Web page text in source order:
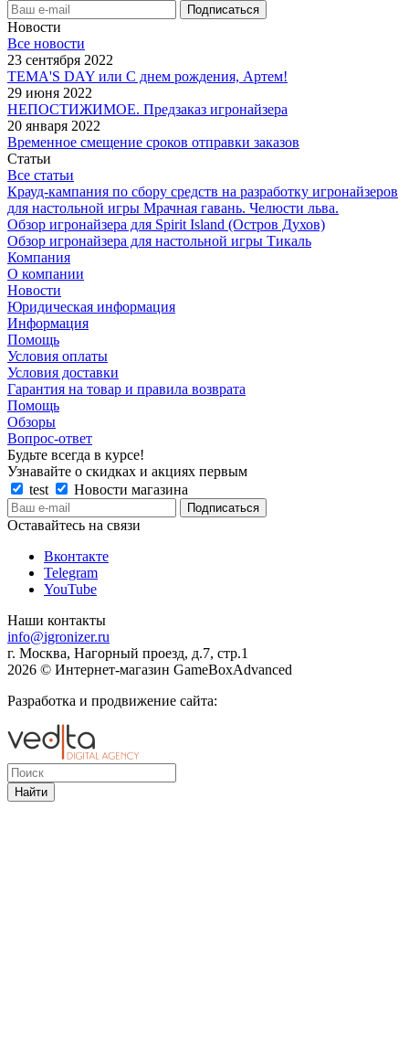
Новости
Все новости
23 сентября 2022
TEMA'S DAY или С днем рождения, Артем!
29 июня 2022
НЕПОСТИЖИМОЕ. Предзаказ игронайзера
20 января 2022
Временное смещение сроков отправки заказов
Статьи
Все статьи
Крауд-кампания по сбору средств на разработку игронайзеров
для настольной игры Мрачная гавань. Челюсти льва.
Обзор игронайзера для Spirit Island (Остров Духов)
Обзор игронайзера для настольной игры Тикаль
Компания
О компании
Новости
Юридическая информация
Информация
Помощь
Условия оплаты
Условия доставки
Гарантия на товар и правила возврата
Помощь
Обзоры
Вопрос-ответ
Будьте всегда в курсе!
Узнавайте о скидках и акциях первым
test
Новости магазина
Оставайтесь на связи
Вконтакте
Telegram
YouTube
Наши контакты
info@igronizer.ru
г. Москва, Нагорный проезд, д.7, стр.1
2026 © Интернет-магазин GameBoxAdvanced
Разработка и продвижение сайта:
Найти